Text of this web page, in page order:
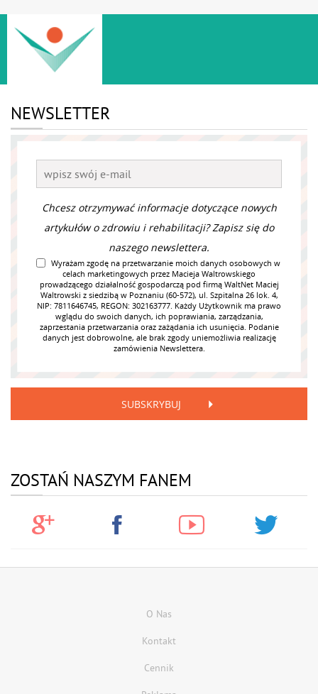
NEWSLETTER
Chcesz otrzymywać informacje dotyczące nowych
artykułów o zdrowiu i rehabilitacji? Zapisz się do
naszego newslettera.
Wyrażam zgodę na przetwarzanie moich danych osobowych w
celach marketingowych przez Macieja Waltrowskiego
prowadzącego działalność gospodarczą pod firmą WaltNet Maciej
Waltrowski z siedzibą w Poznaniu (60-572), ul. Szpitalna 26 lok. 4,
NIP: 7811646745, REGON: 302163777. Każdy Użytkownik ma prawo
wglądu do swoich danych, ich poprawiania, zarządzania,
zaprzestania przetwarzania oraz zażądania ich usunięcia. Podanie
danych jest dobrowolne, ale brak zgody uniemożliwia realizację
zamówienia Newslettera.
SUBSKRYBUJ
ZOSTAŃ NASZYM FANEM
O Nas
Kontakt
Cennik